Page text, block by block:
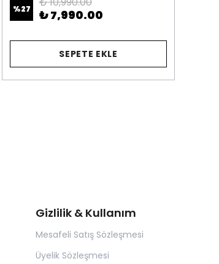
%27 ₺ 7,990.00
SEPETE EKLE
Gizlilik & Kullanım
Mesafeli Satış Sözleşmesi
Üyelik Sözleşmesi